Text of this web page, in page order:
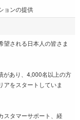
ョンの提供
望される日本人の皆さま
があり、4,000名以上の方
アをスタートしていま
スタマーサポート、経